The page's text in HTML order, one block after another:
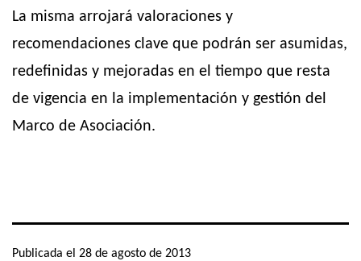
La misma arrojará valoraciones y
recomendaciones clave que podrán ser asumidas,
redefinidas y mejoradas en el tiempo que resta
de vigencia en la implementación y gestión del
Marco de Asociación.
Publicada el 28 de agosto de 2013